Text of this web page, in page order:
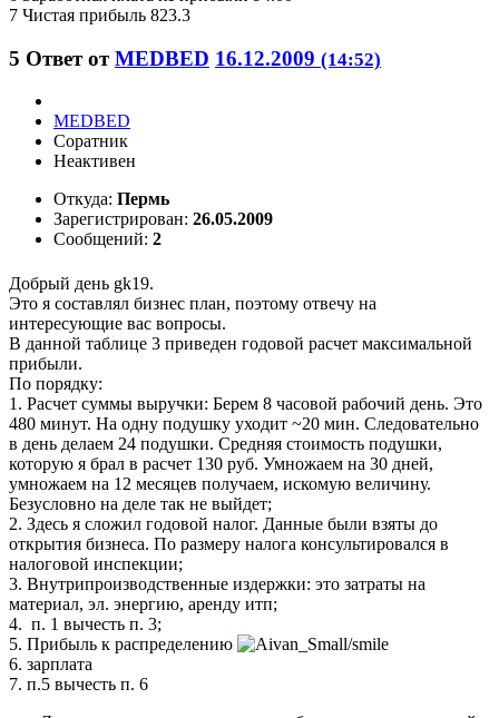
7 Чистая прибыль 823.3
5 Ответ отMEDBED 16.12.2009 (14:52)
MEDBED
Соратник
Неактивен
Откуда: Пермь
Зарегистрирован: 26.05.2009
Сообщений: 2
Добрый день gk19.
Это я составлял бизнес план, поэтому отвечу на
интересующие вас вопросы.
В данной таблице 3 приведен годовой расчет максимальной
прибыли.
По порядку:
1. Расчет суммы выручки: Берем 8 часовой рабочий день. Это
480 минут. На одну подушку уходит ~20 мин. Следовательно
в день делаем 24 подушки. Средняя стоимость подушки,
которую я брал в расчет 130 руб. Умножаем на 30 дней,
умножаем на 12 месяцев получаем, искомую величину.
Безусловно на деле так не выйдет;
2. Здесь я сложил годовой налог. Данные были взяты до
открытия бизнеса. По размеру налога консультировался в
налоговой инспекции;
3. Внутрипроизводственные издержки: это затраты на
материал, эл. энергию, аренду итп;
4. п. 1 вычесть п. 3;
5. Прибыль к распределению
6. зарплата
7. п.5 вычесть п. 6